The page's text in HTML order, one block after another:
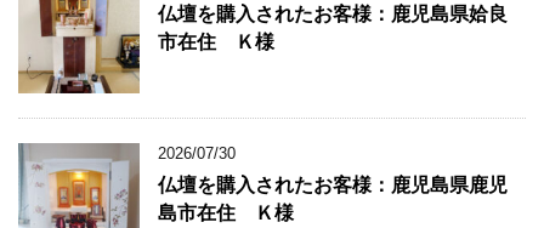
仏壇を購入されたお客様：鹿児島県姶良
市在住 Ｋ様
2026/07/30
仏壇を購入されたお客様：鹿児島県鹿児
島市在住 Ｋ様